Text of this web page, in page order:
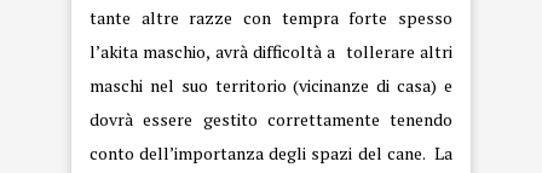
tante altre razze con tempra forte spesso
l’akita maschio, avrà difficoltà a tollerare altri
maschi nel suo territorio (vicinanze di casa) e
dovrà essere gestito correttamente tenendo
conto dell’importanza degli spazi del cane. La